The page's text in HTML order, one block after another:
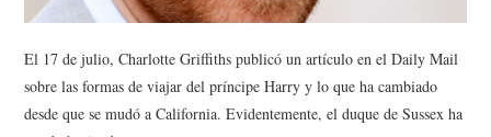
El 17 de julio, Charlotte Griffiths publicó un artículo en el Daily Mail
sobre las formas de viajar del príncipe Harry y lo que ha cambiado
desde que se mudó a California. Evidentemente, el duque de Sussex ha